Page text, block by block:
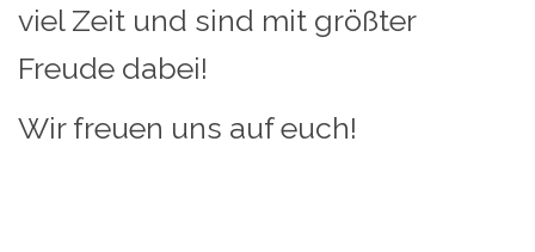
viel Zeit und sind mit größter
Freude dabei!
Wir freuen uns auf euch!